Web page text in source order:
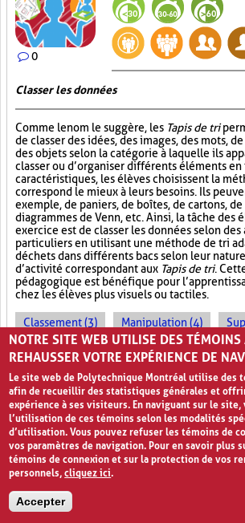
0
Classer les données
Comme le nom le suggère, les Tapis de tri
de classer des idées, des images, des mots,
des objets selon la catégorie à laquelle ils
classer ou d’organiser différents éléments
caractéristiques, les élèves choisissent la
correspond le mieux à leurs besoins. Ils
exemple, de paniers, de boîtes, de cartons, de
diagrammes de Venn, etc. Ainsi, la tâche des
exercice est de classer les données selon
particuliers en utilisant une méthode de tri
déchets dans différents bacs selon leur
d’activité correspondant aux Tapis de tri.
pédagogique est bénéfique pour
chez les élèves plus visuels ou tactiles.
Classement (3) Manipulation (4)
PAGES
1 2 › »
NOTRE SITE WEB UTILISE DES TÉMOINS
REHAUSSER VOTRE EXPÉRIENCE DE
Le site web de Polytechnique Montréal utilise des
afin de recueillir des statistiques générales et
expérience à ses visiteurs. En naviguant sur le site,
l’utilisation de ces témoins selon les modalités
d’utilisation. Vous pouvez refuser les témoins de
vos paramètres de navigation. Pour en savoir plus
témoins de connexion et sur la protection de vos
personnels,cliquez ici.
Accepter